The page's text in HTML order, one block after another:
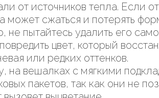
от источников тепла. Если
может сжаться и потерять
пытайтесь удалить его
цвет, который
или редких оттенков.
вешалках с мягкими
пакетов, так как они не